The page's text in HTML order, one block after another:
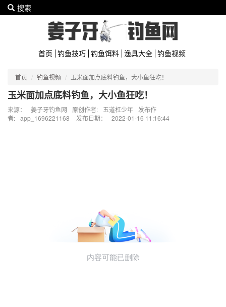
搜索
首页 钓鱼技巧 钓鱼饵料 渔具大全 钓鱼视频
首页 钓鱼视频 玉米面加点底料钓鱼，大小鱼狂吃！
玉米面加点底料钓鱼，大小鱼狂吃！
来源： 姜子牙钓鱼网 原创作者: 五道杠少年
发布作
者: app_1696221168 发布日期： 2022-01-16 11:16:44